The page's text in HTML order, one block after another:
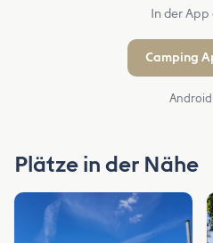
In der
Camping
Android
Plätze in der Nähe